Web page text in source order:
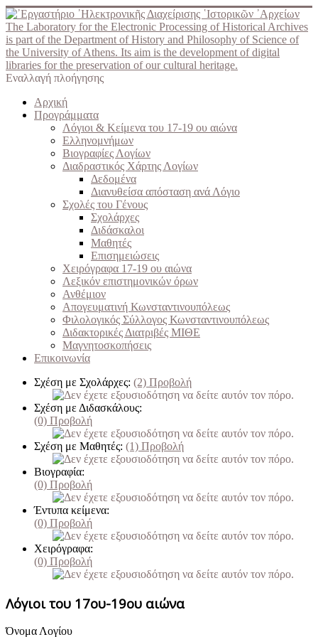
The Laboratory for the Electronic Processing of Historical Archives
is part of the Department of History and Philosophy of Science of
the University of Athens. Its aim is the development of digital
libraries for the preservation of our cultural heritage.
Εναλλαγή πλοήγησης
Αρχική
Προγράμματα
Λόγιοι & Κείμενα του 17-19 ου αιώνα
Ελληνομνήμων
Βιογραφίες Λογίων
Διαδραστικός Χάρτης Λογίων
Δεδομένα
Διανυθείσα απόσταση ανά Λόγιο
Σχολές του Γένους
Σχολάρχες
Διδάσκαλοι
Μαθητές
Επισημειώσεις
Χειρόγραφα 17-19 ου αιώνα
Λεξικόν επιστημονικών όρων
Ανθέμιον
Απογευματινή Κωνσταντινουπόλεως
Φιλολογικός Σύλλογος Κωνσταντινουπόλεως
Διδακτορικές Διατριβές ΜΙΘΕ
Μαγνητοσκοπήσεις
Επικοινωνία
Σχέση με Σχολάρχες: (2) Προβολή
Σχέση με Διδασκάλους:
(0) Προβολή
Σχέση με Μαθητές: (1) Προβολή
Βιογραφία:
(0) Προβολή
Έντυπα κείμενα:
(0) Προβολή
Χειρόγραφα:
(0) Προβολή
Λόγιοι του 17ου-19ου αιώνα
Όνομα Λογίου